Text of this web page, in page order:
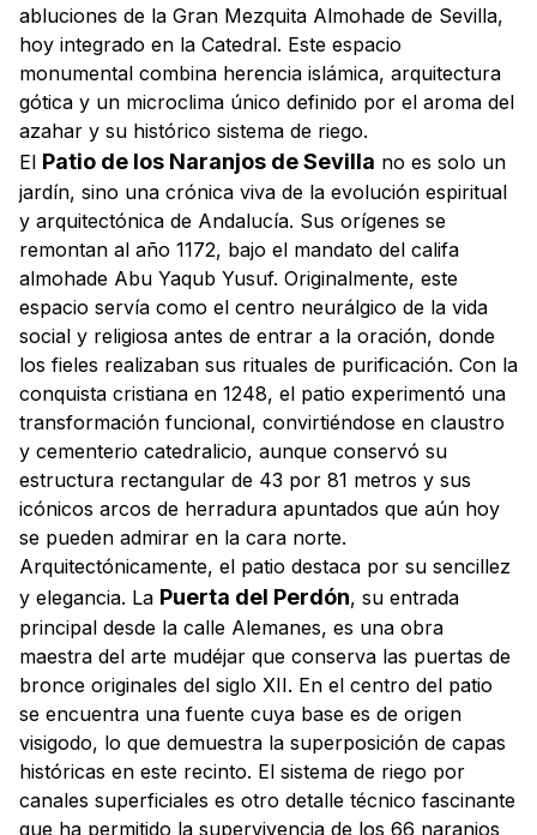
abluciones de la Gran Mezquita Almohade de Sevilla,
hoy integrado en la Catedral. Este espacio
monumental combina herencia islámica, arquitectura
gótica y un microclima único definido por el aroma del
azahar y su histórico sistema de riego.
El Patio de los Naranjos de Sevilla no es solo un
jardín, sino una crónica viva de la evolución espiritual
y arquitectónica de Andalucía. Sus orígenes se
remontan al año 1172, bajo el mandato del califa
almohade Abu Yaqub Yusuf. Originalmente, este
espacio servía como el centro neurálgico de la vida
social y religiosa antes de entrar a la oración, donde
los fieles realizaban sus rituales de purificación. Con la
conquista cristiana en 1248, el patio experimentó una
transformación funcional, convirtiéndose en claustro
y cementerio catedralicio, aunque conservó su
estructura rectangular de 43 por 81 metros y sus
icónicos arcos de herradura apuntados que aún hoy
se pueden admirar en la cara norte.
Arquitectónicamente, el patio destaca por su sencillez
y elegancia. La Puerta del Perdón, su entrada
principal desde la calle Alemanes, es una obra
maestra del arte mudéjar que conserva las puertas de
bronce originales del siglo XII. En el centro del patio
se encuentra una fuente cuya base es de origen
visigodo, lo que demuestra la superposición de capas
históricas en este recinto. El sistema de riego por
canales superficiales es otro detalle técnico fascinante
que ha permitido la supervivencia de los 66 naranjos